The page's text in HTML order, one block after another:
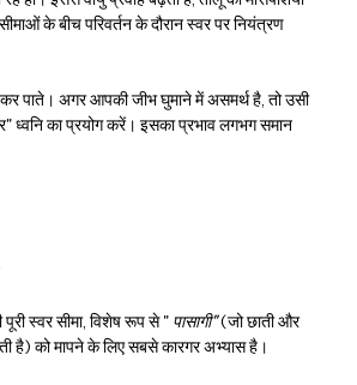
के बीच परिवर्तन के दौरान स्वर पर नियंत्रण
पाते। अगर आपकी जीभ घुमाने में असमर्थ है, तो उसी
ध्वनि का प्रयोग करें। इसका प्रभाव लगभग समान
स्वर सीमा, विशेष रूप से " पासागी"(जो छाती और
है) को मापने के लिए सबसे कारगर अभ्यास है।